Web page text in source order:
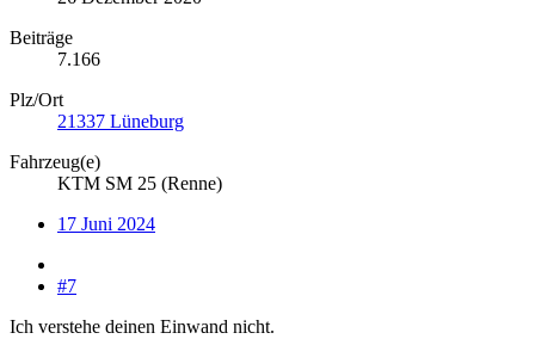
Beiträge
7.166
Plz/Ort
21337 Lüneburg
Fahrzeug(e)
KTM SM 25 (Renne)
17 Juni 2024
#7
Ich verstehe deinen Einwand nicht.